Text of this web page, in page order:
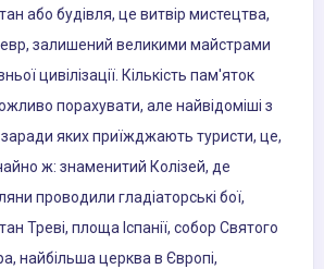
або будівля, це витвір мистецтва,
залишений великими майстрами
цивілізації. Кількість пам'яток
порахувати, але найвідоміші з
яких приїжджають туристи, це,
ж: знаменитий Колізей, де
проводили гладіаторські бої,
Треві, площа Іспанії, собор Святого
найбільша церква в Європі,